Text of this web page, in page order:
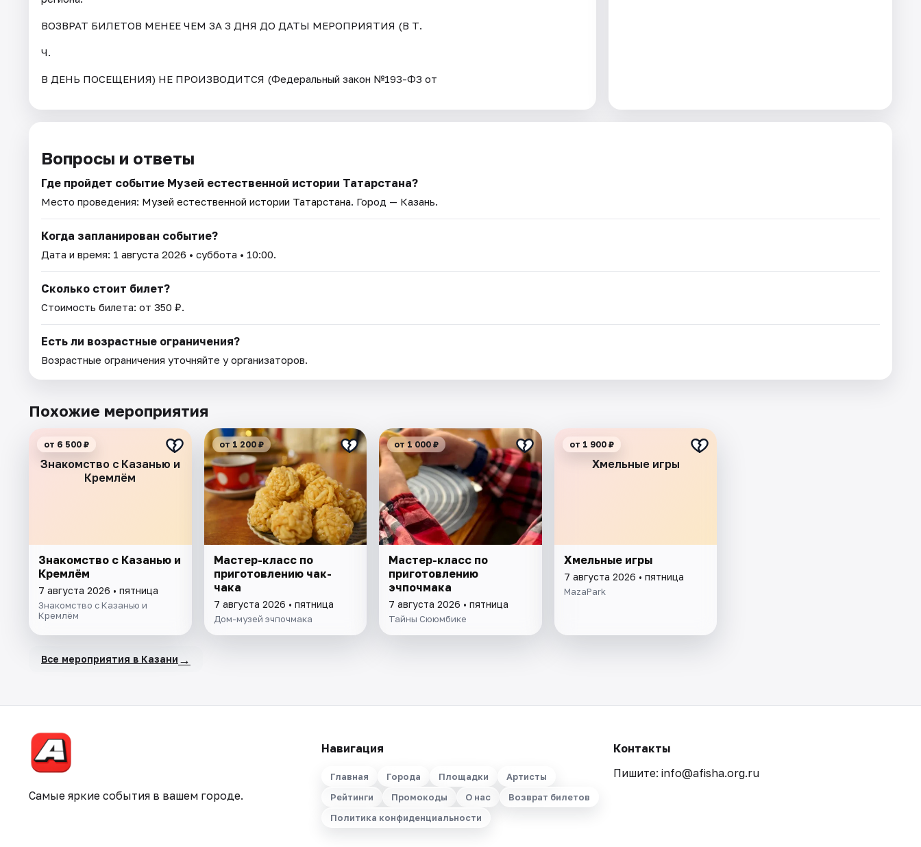
ВОЗВРАТ БИЛЕТОВ МЕНЕЕ ЧЕМ ЗА 3 ДНЯ ДО ДАТЫ МЕРОПРИЯТИЯ (В Т.
Ч.
В ДЕНЬ ПОСЕЩЕНИЯ) НЕ ПРОИЗВОДИТСЯ (Федеральный закон №193-ФЗ от
Вопросы и ответы
Где пройдет событие Музей естественной истории Татарстана?
Место проведения: Музей естественной истории Татарстана. Город — Казань.
Когда запланирован событие?
Дата и время: 1 августа 2026 • суббота • 10:00.
Сколько стоит билет?
Стоимость билета: от 350 ₽.
Есть ли возрастные ограничения?
Возрастные ограничения уточняйте у организаторов.
Похожие мероприятия
Знакомство с Казанью и
Кремлём
от 6 500 ₽
Знакомство с Казанью и
Кремлём
7 августа 2026 • пятница
Знакомство с Казанью и
Кремлём
от 1 200 ₽
Мастер-класс по
приготовлению чак-
чака
7 августа 2026 • пятница
Дом-музей эчпочмака
от 1 000 ₽
Мастер-класс по
приготовлению
эчпочмака
7 августа 2026 • пятница
Тайны Сююмбике
Хмельные игры
от 1 900 ₽
Хмельные игры
7 августа 2026 • пятница
MazaPark
Все мероприятия в Казани →
Самые яркие события в вашем городе.
Навигация
Главная Города Площадки
Артисты
Рейтинги
Промокоды О нас
Возврат билетов
Политика конфиденциальности
Контакты
Пишите: info@afisha.org.ru